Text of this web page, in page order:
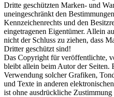
Dritte geschützten Marken- und
uneingeschränkt den
Kennzeichenrechts und den
eingetragenen Eigentümer. Allein
nicht der Schluss zu ziehen, dass
Dritter geschützt sind!
Das Copyright für veröffentlichte,
bleibt allein beim Autor der Seiten.
Verwendung solcher Grafiken,
und Texte in anderen
ist ohne ausdrückliche Zustimmung